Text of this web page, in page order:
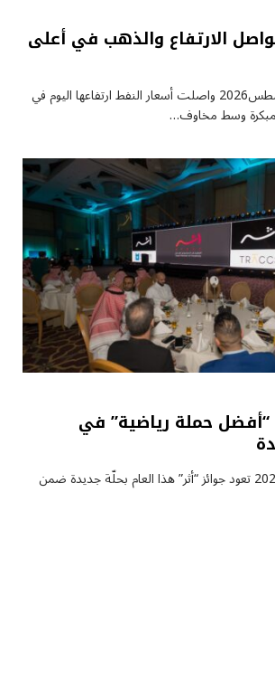
الارتفاع والذهب في أعلى
عواصم وكالات 7 أغسطس2026 واصلت أسعار ⁠النفط ارتفاعها اليوم في
وسط مخاوف…
حملة رياضية” في
الرياض 7 اغسطس 2026 تعود جوائز “أثر” هذا العام بحلّة جديدة ضمن